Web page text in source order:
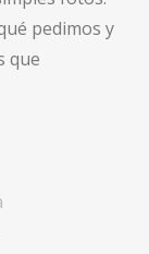
pedimos y
que